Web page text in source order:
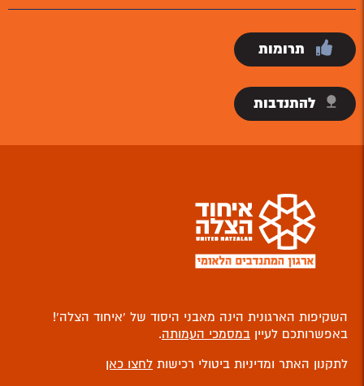
תרומות
להתנדבות
השקיפות הארגונית הינה מאבני היסוד של ‘איחוד הצלה’!
באפשרותכם לעיין במסמכי העמותה.
לתקנון האתר ומדיניות ביטולי רכישות לחצו כאן